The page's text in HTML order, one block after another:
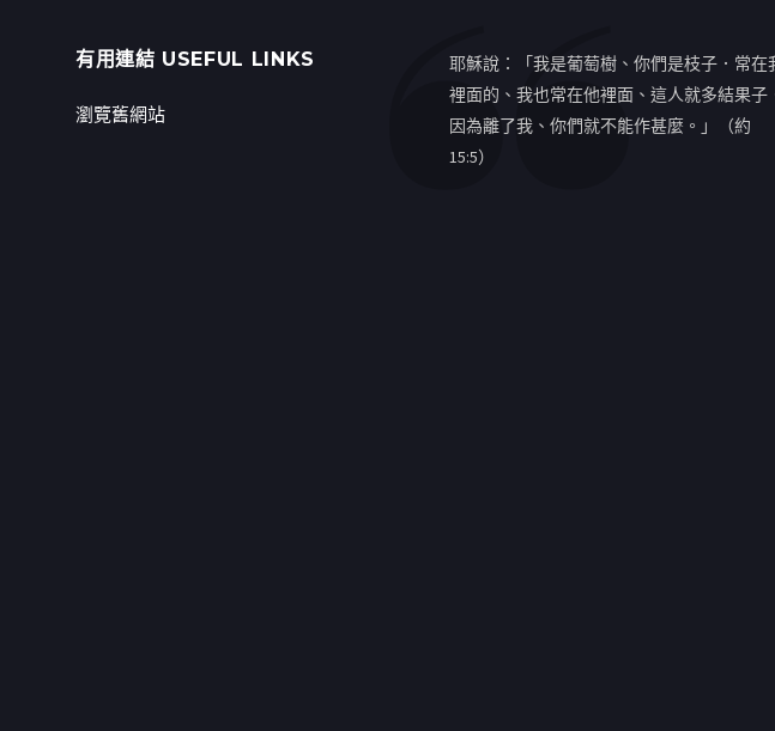
有用連結 USEFUL LINKS
瀏覽舊網站
耶穌說：「我是葡萄樹、你們是枝子．常在
裡面的、我也常在他裡面、這人就多結果子
因為離了我、你們就不能作甚麼。」（約
15:5）